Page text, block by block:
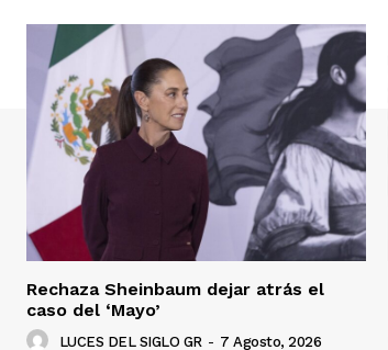
Rechaza Sheinbaum dejar atrás el
caso del ‘Mayo’
LUCES DEL SIGLO GR - 7 Agosto, 2026